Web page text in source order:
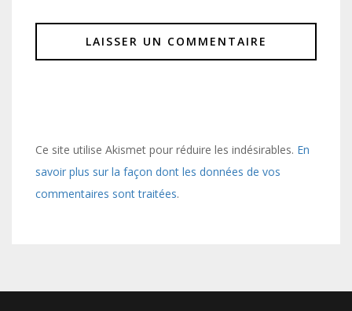
Ce site utilise Akismet pour réduire les indésirables. En
savoir plus sur la façon dont les données de vos
commentaires sont traitées.